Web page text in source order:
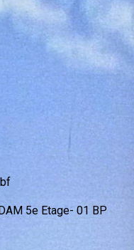
5e Etage- 01 BP